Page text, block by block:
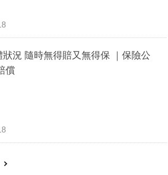
狀況 隨時無得賠又無得保 ｜保險公
償